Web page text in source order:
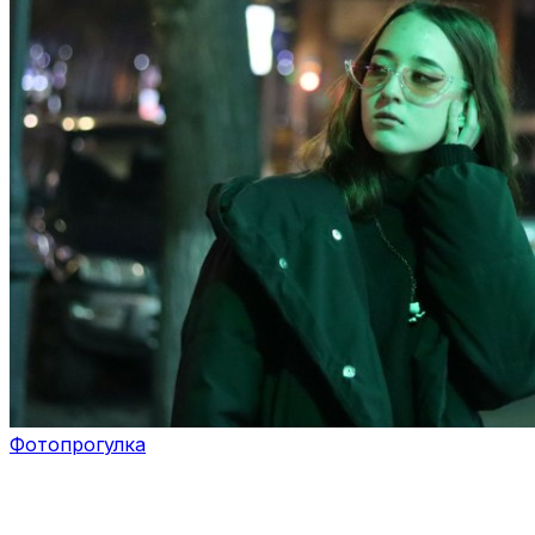
Фотопрогулка